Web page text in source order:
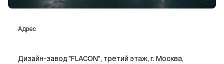
Адрес
Дизайн-завод "FLACON", третий этаж, г. Москва,